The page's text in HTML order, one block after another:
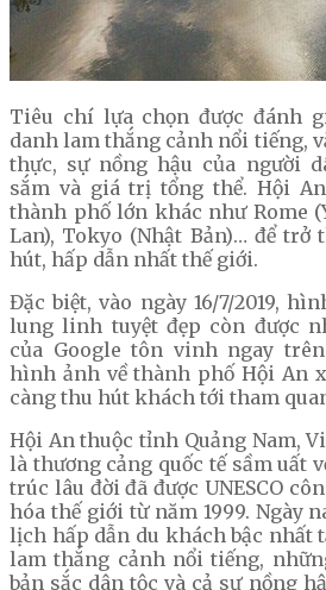
Tiêu chí lựa chọn được đánh
danh lam thắng cảnh nổi tiếng,
thực, sự nồng hậu của người
sắm và giá trị tổng thể. Hội
thành phố lớn khác như Rome
Lan), Tokyo (Nhật Bản)… để
hút, hấp dẫn nhất thế giới.
Đặc biệt, vào ngày 16/7/2019,
lung linh tuyệt đẹp còn được
của Google tôn vinh ngay
hình ảnh về thành phố Hội An
càng thu hút khách tới tham
Hội An thuộc tỉnh Quảng Nam,
là thương cảng quốc tế sầm uất
trúc lâu đời đã được UNESCO
hóa thế giới từ năm 1999. Ngày
lịch hấp dẫn du khách bậc nhất
lam thắng cảnh nổi tiếng,
bản sắc dân tộc và cả sự nồng